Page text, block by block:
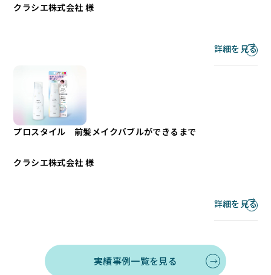
クラシエ株式会社 様
詳細を見る
プロスタイル 前髪メイクバブルができるまで
クラシエ株式会社 様
詳細を見る
実績事例一覧を見る